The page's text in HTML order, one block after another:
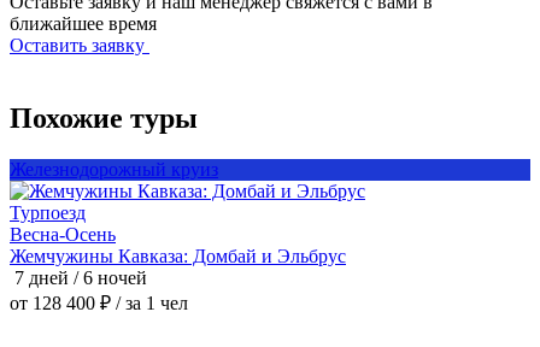
ближайшее время
Оставить заявку
Похожие туры
Железнодорожный круиз
Турпоезд
Весна-Осень
Жемчужины Кавказа: Домбай и Эльбрус
7 дней / 6 ночей
от 128 400 ₽ / за 1 чел